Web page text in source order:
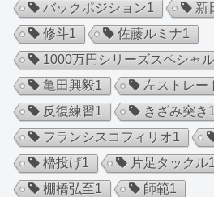
バックポジション1 新
修斗1 佐藤ルミナ1
1000万円シリーズスペシャ
亀田興毅1 左ストレー
反復練習1 きざみ突き
フランシスコフィリオ1
櫓投げ1 片足タックル
棚橋弘至1 師範1